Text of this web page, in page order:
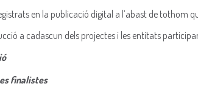
en la publicació digital a l’abast de tothom
a cadascun dels projectes i les entitats
finalistes